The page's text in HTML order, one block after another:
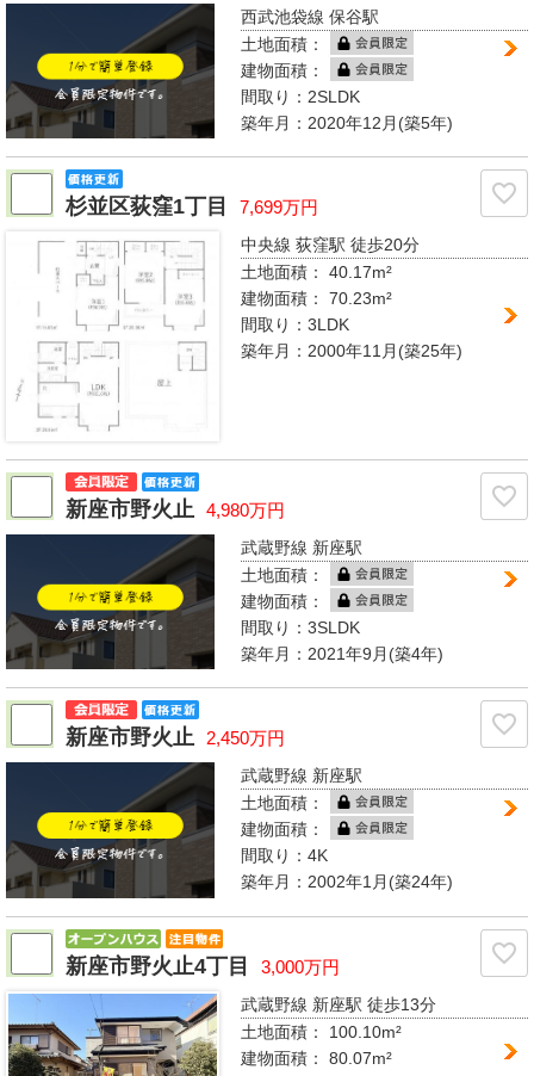
西武池袋線 保谷駅
土地面積：
建物面積：
間取り： 2SLDK
築年月：2020年12月(築5年)
杉並区荻窪1丁目 7,699万円
中央線 荻窪駅徒歩20分
土地面積： 40.17m²
建物面積：70.23m²
間取り：3LDK
築年月：2000年11月(築25年)
新座市野火止 4,980万円
武蔵野線 新座駅
土地面積：
建物面積：
間取り：3SLDK
築年月：2021年9月(築4年)
新座市野火止 2,450万円
武蔵野線 新座駅
土地面積：
建物面積：
間取り：4K
築年月：2002年1月(築24年)
新座市野火止4丁目 3,000万円
武蔵野線 新座駅徒歩13分
土地面積： 100.10m²
建物面積：80.07m²